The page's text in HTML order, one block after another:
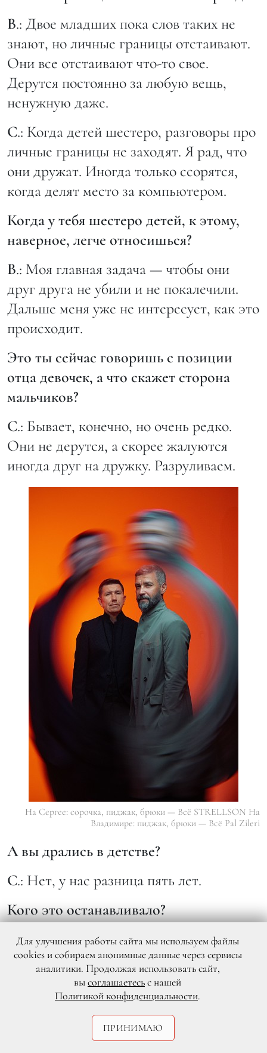
В.: Двое младших пока слов таких не
знают, но личные границы отстаивают.
Они все отстаивают что-то свое.
Дерутся постоянно за любую вещь,
ненужную даже.
С.: Когда детей шестеро, разговоры про
личные границы не заходят. Я рад, что
они дружат. Иногда только ссорятся,
когда делят место за компьютером.
Когда у тебя шестеро детей, к этому,
наверное, легче относишься?
В.: Моя главная задача — чтобы они
друг друга не убили и не покалечили.
Дальше меня уже не интересует, как это
происходит.
Это ты сейчас говоришь с позиции
отца девочек, а что скажет сторона
мальчиков?
С.: Бывает, конечно, но очень редко.
Они не дерутся, а скорее жалуются
иногда друг на дружку. Разруливаем.
На Сергее: сорочка, пиджак, брюки — Всё STRELLSON На
Владимире: пиджак, брюки — Всё Pal Zileri
А вы дрались в детстве?
С.: Нет, у нас разница пять лет.
Кого это останавливало?
.: В играх только если...
.: Вовка обижался частенько, что я его
обыгрываю, и периодически обещал
меня зарезать... вилкой. (
: Я до сих пор вилку точу. (
Для улучшения работы сайта мы используем файлы
cookies и собираем анонимные данные через сервисы
аналитики. Продолжая использовать сайт,
высоглашаетесьс нашей
Политикой конфиденциальности.
ПРИНИМАЮ